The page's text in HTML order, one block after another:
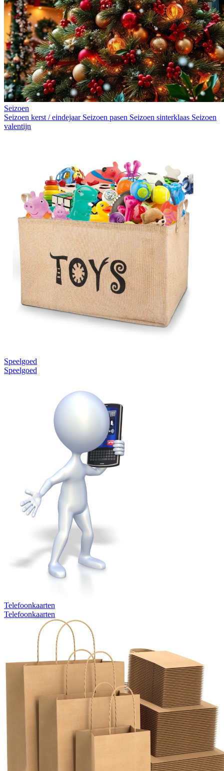
Seizoen
Seizoen kerst / eindejaar Seizoen pasen Seizoen sinterklaas Seizoen
valentijn
Speelgoed
Speelgoed
Telefoonkaarten
Telefoonkaarten